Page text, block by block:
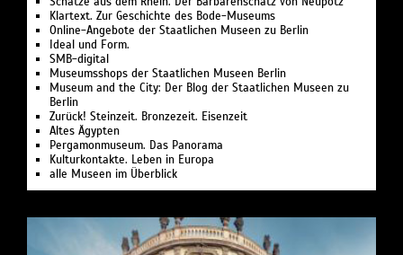
Klartext. Zur Geschichte des Bode-Museums
Online-Angebote der Staatlichen Museen zu Berlin
Ideal und Form.
SMB-digital
Museumsshops der Staatlichen Museen Berlin
Museum and the City: Der Blog der Staatlichen Museen zu
Berlin
Zurück! Steinzeit. Bronzezeit. Eisenzeit
Altes Ägypten
Pergamonmuseum. Das Panorama
Kulturkontakte. Leben in Europa
alle Museen im Überblick